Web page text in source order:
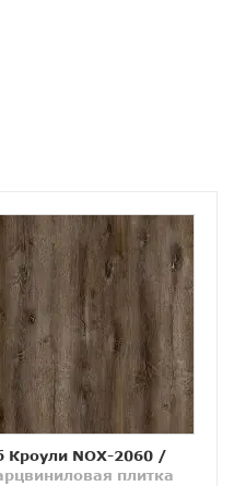
Кроули NOX-2060 /
плитка